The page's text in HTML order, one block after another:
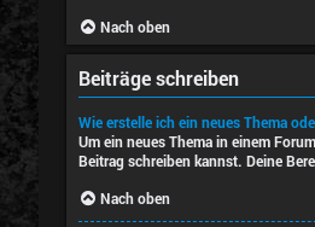
Nach oben
Beiträge schreiben
Wie erstelle ich ein neues Thema
Um ein neues Thema in einem
Beitrag schreiben kannst. Deine
Nach oben